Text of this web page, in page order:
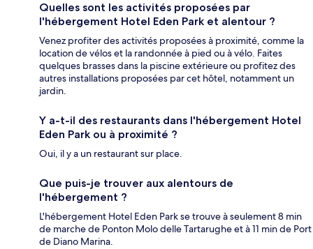
Quelles sont les activités proposées par
l'hébergement Hotel Eden Park et alentour ?
Venez profiter des activités proposées à proximité, comme la
location de vélos et la randonnée à pied ou à vélo. Faites
quelques brasses dans la piscine extérieure ou profitez des
autres installations proposées par cet hôtel, notamment un
jardin.
Y a-t-il des restaurants dans l'hébergement Hotel
Eden Park ou à proximité ?
Oui, il y a un restaurant sur place.
Que puis-je trouver aux alentours de
l'hébergement ?
L'hébergement Hotel Eden Park se trouve à seulement 8 min
de marche de Ponton Molo delle Tartarughe et à 11 min de Port
de Diano Marina.